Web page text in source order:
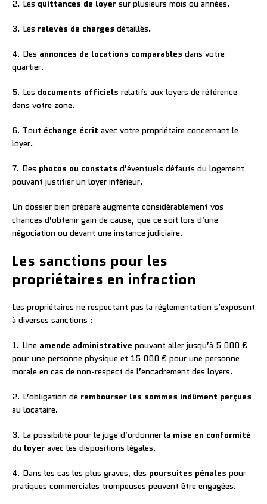
2. Les quittances de loyer sur plusieurs mois ou années.
3. Les relevés de charges détaillés.
4. Des annonces de locations comparables dans votre
quartier.
5. Les documents officiels relatifs aux loyers de référence
dans votre zone.
6. Tout échange écrit avec votre propriétaire concernant le
loyer.
7. Des photos ou constats d’éventuels défauts du logement
pouvant justifier un loyer inférieur.
Un dossier bien préparé augmente considérablement vos
chances d’obtenir gain de cause, que ce soit lors d’une
négociation ou devant une instance judiciaire.
Les sanctions pour les
propriétaires en infraction
Les propriétaires ne respectant pas la réglementation s’exposent
à diverses sanctions :
1. Une amende administrative pouvant aller jusqu’à 5 000 €
pour une personne physique et 15 000 € pour une personne
morale en cas de non-respect de l’encadrement des loyers.
2. L’obligation de rembourser les sommes indûment perçues
au locataire.
3. La possibilité pour le juge d’ordonner la mise en conformité
du loyer avec les dispositions légales.
4. Dans les cas les plus graves, des poursuites pénales pour
pratiques commerciales trompeuses peuvent être engagées.